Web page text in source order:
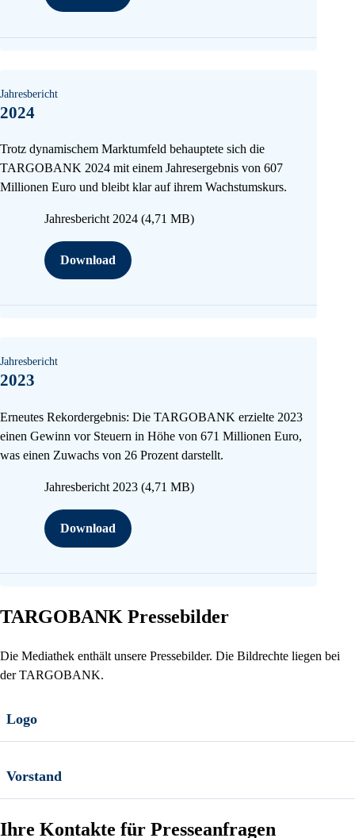
Jahresbericht
2024
Trotz dynamischem Marktumfeld behauptete sich die
TARGOBANK 2024 mit einem Jahresergebnis von 607
Millionen Euro und bleibt klar auf ihrem Wachstumskurs.
Jahresbericht 2024 (4,71 MB)
Download
Jahresbericht
2023
Erneutes Rekordergebnis: Die TARGOBANK erzielte 2023
einen Gewinn vor Steuern in Höhe von 671 Millionen Euro,
was einen Zuwachs von 26 Prozent darstellt.
Jahresbericht 2023 (4,71 MB)
Download
TARGOBANK Pressebilder
Die Mediathek enthält unsere Pressebilder. Die Bildrechte liegen bei
der TARGOBANK.
Logo
Vorstand
Ihre Kontakte für Presseanfragen